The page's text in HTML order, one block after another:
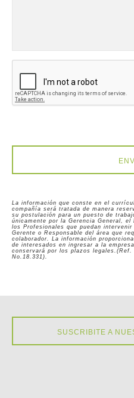
La información que conste en el
compañía será tratada de manera
su postulación para un puesto de
únicamente por la Gerencia General, el
los Profesionales que puedan
Gerente o Responsable del área que
colaborador. La información
de interesados en ingresar a la
conservará por los plazos
No.18.331).
SUSCRIBITE A